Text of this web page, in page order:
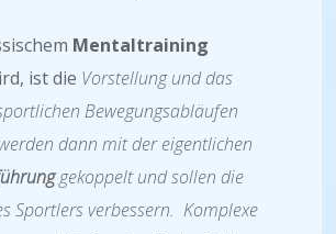
Mentaltraining
ist die Vorstellung und das
Bewegungsabläufen
dann mit der eigentlichen
gekoppelt und sollen die
Sportlers verbessern. Komplexe